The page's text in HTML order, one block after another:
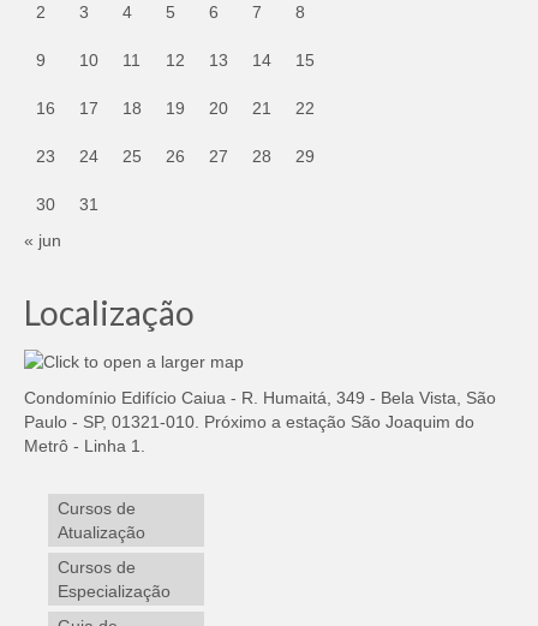
2 3 4 5 6 7 8
9 10 11 12 13 14 15
16 17 18 19 20 21 22
23 24 25 26 27 28 29
30
31
« jun
Localização
Condomínio Edifício Caiua - R. Humaitá, 349 - Bela Vista, São
Paulo - SP, 01321-010. Próximo a estação São Joaquim do
Metrô - Linha 1.
Cursos de
Atualização
Cursos de
Especialização